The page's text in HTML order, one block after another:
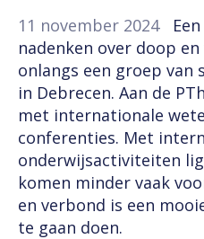
11 november 2024
nadenken over doop
onlangs een groep van
in Debrecen. Aan de
met internationale
conferenties. Met
onderwijsactiviteiten
komen minder vaak
en verbond is een
te gaan doen.